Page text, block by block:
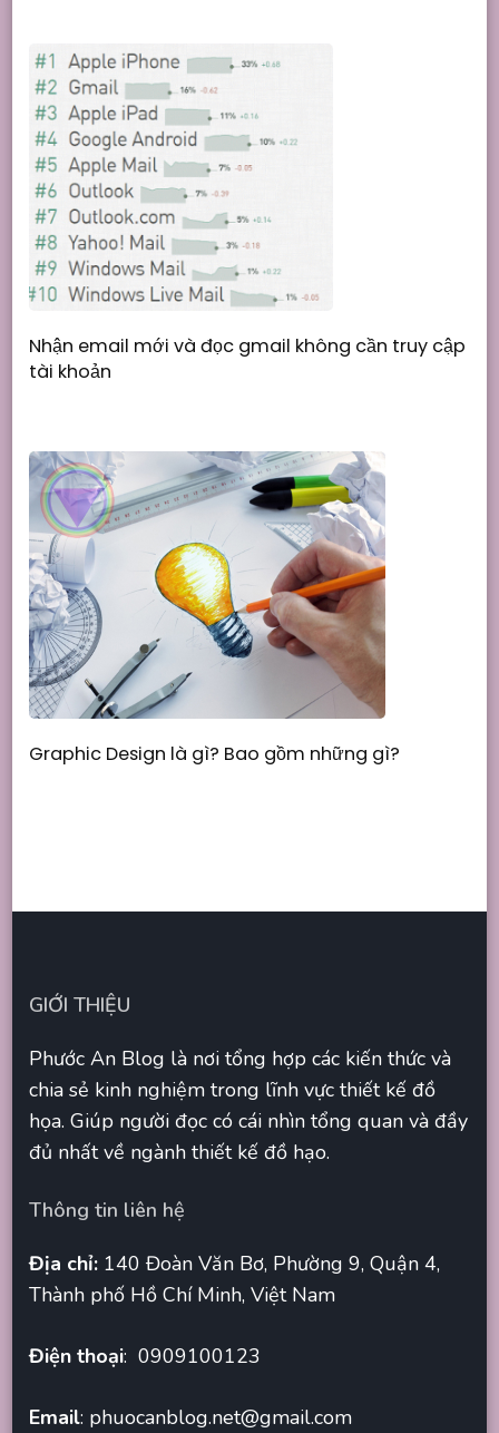
Nhận email mới và đọc gmail không cần truy cập
tài khoản
Graphic Design là gì? Bao gồm những gì?
GIỚI THIỆU
Phước An Blog là nơi tổng hợp các kiến thức và
chia sẻ kinh nghiệm trong lĩnh vực thiết kế đồ
họa. Giúp người đọc có cái nhìn tổng quan và đầy
đủ nhất về ngành thiết kế đồ hạo.
Thông tin liên hệ
Địa chỉ: 140 Đoàn Văn Bơ, Phường 9, Quận 4,
Thành phố Hồ Chí Minh, Việt Nam
Điện thoại: 0909100123
Email: phuocanblog.net@gmail.com